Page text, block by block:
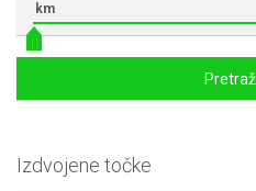
km
Izdvojene točke